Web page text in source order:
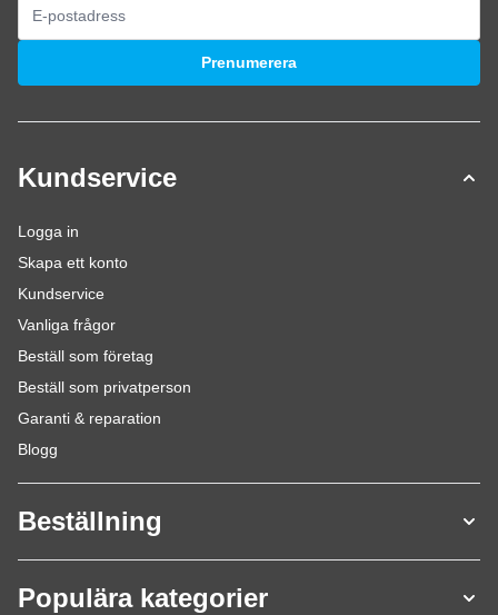
E-postadress
Prenumerera
Kundservice
Logga in
Skapa ett konto
Kundservice
Vanliga frågor
Beställ som företag
Beställ som privatperson
Garanti & reparation
Blogg
Beställning
Populära kategorier